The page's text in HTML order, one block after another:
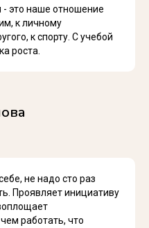
- это наше отношение
к личному
к спорту. С учебой
роста.
не надо сто раз
Проявляет инициативу
работать, что